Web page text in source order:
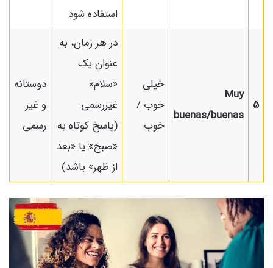
استفاده شود
5
Muy
buenas/buenas
خیلی
خوب /
خوب
در هر زمان، به
عنوان یک
«سلام»
غیررسمی
(پاسخ کوتاه به
«صبح» یا «بعد
از ظهر» باشد)
دوستانه
و غیر
رسمی